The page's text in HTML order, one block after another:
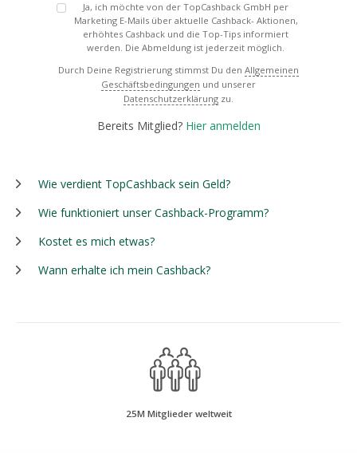
Ja, ich möchte von der TopCashback GmbH per
Marketing E-Mails über aktuelle Cashback- Aktionen,
erhöhtes Cashback und die Top-Tips informiert
werden. Die Abmeldung ist jederzeit möglich.
Durch Deine Registrierung stimmst Du den Allgemeinen
Geschäftsbedingungen und unserer
Datenschutzerklärung zu.
Bereits Mitglied? Hier anmelden
Wie verdient TopCashback sein Geld?
Wie funktioniert unser Cashback-Programm?
Kostet es mich etwas?
Wann erhalte ich mein Cashback?
25M Mitglieder weltweit